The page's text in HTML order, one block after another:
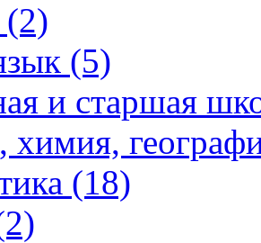
(2)
(5)
и старшая
химия,
(18)